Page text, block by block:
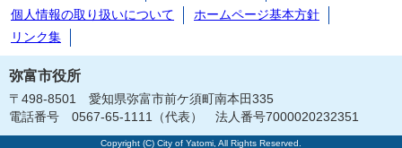
個人情報の取り扱いについて
ホームページ基本方針
リンク集
弥富市役所
〒498-8501 愛知県弥富市前ケ須町南本田335
電話番号 0567-65-1111（代表） 法人番号7000020232351
Copyright (C) City of Yatomi, All Rights Reserved.